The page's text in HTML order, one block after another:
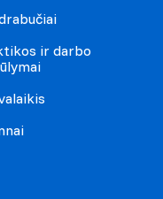
ir darbo